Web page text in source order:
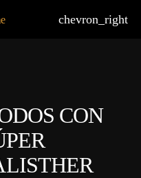
chevron_right
CON